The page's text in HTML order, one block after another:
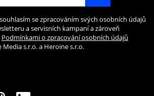
se zpracováním svých osobních údajů
a servisních kampaní a zároveň
Podmínkami o zpracování osobních údajů
s.r.o. a Heroine s.r.o.